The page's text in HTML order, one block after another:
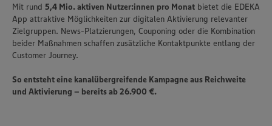
Mit rund 5,4 Mio. aktiven Nutzer:innen pro Monat bietet die EDEKA
App attraktive Möglichkeiten zur digitalen Aktivierung relevanter
Zielgruppen. News-Platzierungen, Couponing oder die Kombination
beider Maßnahmen schaffen zusätzliche Kontaktpunkte entlang der
Customer Journey.
So entsteht eine kanalübergreifende Kampagne aus Reichweite
und Aktivierung – bereits ab 26.900 €.